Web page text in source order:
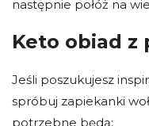
następnie połóż na
Keto obiad z
Jeśli poszukujesz
spróbuj zapiekanki
potrzebne będą: